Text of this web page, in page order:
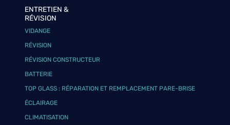
ENTRETIEN &
RÉVISION
VIDANGE
RÉVISION
RÉVISION CONSTRUCTEUR
BATTERIE
TOP GLASS : RÉPARATION ET REMPLACEMENT PARE-BRISE
ÉCLAIRAGE
CLIMATISATION